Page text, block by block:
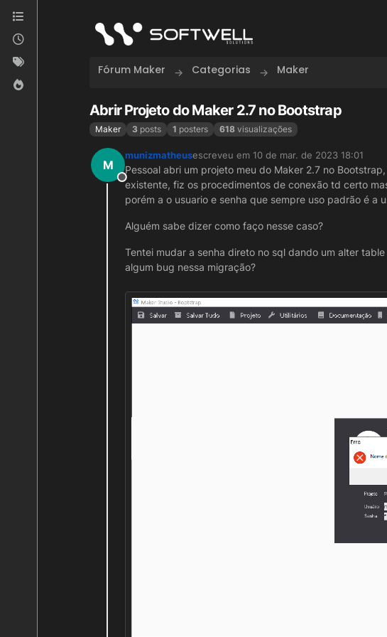
Skip to content
Fórum Maker Categorias Maker
Abrir Projeto do Maker 2.7 no Bootstrap
Maker 3 posts 1 posters 618 visualizações
M
Offline
munizmatheusescreveu em 10 de mar. de 2023 18:01
última edição por
Pessoal abri um projeto meu do Maker 2.7 no
existente, fiz os procedimentos de conexão td certo
porém a o usuario e senha que sempre uso padrão é a
Alguém sabe dizer como faço nesse caso?
Tentei mudar a senha direto no sql dando um alter
algum bug nessa migração?